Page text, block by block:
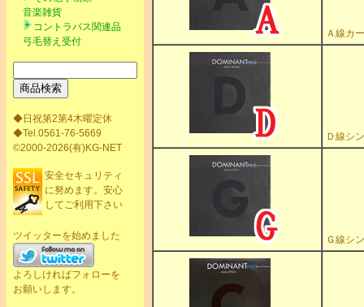
音楽雑貨
コントラバス関連品
弓毛替え受付
◆日祝第2第4木曜定休
◆Tel.0561-76-5669
©2000-2026(有)KG-NET
安全セキュリティ
に努めます。安心
してご利用下さい
ツイッターを始めました
よろしければフォローを
お願いします。
Ａ線カ
Ｄ線シ
Ｇ線シ